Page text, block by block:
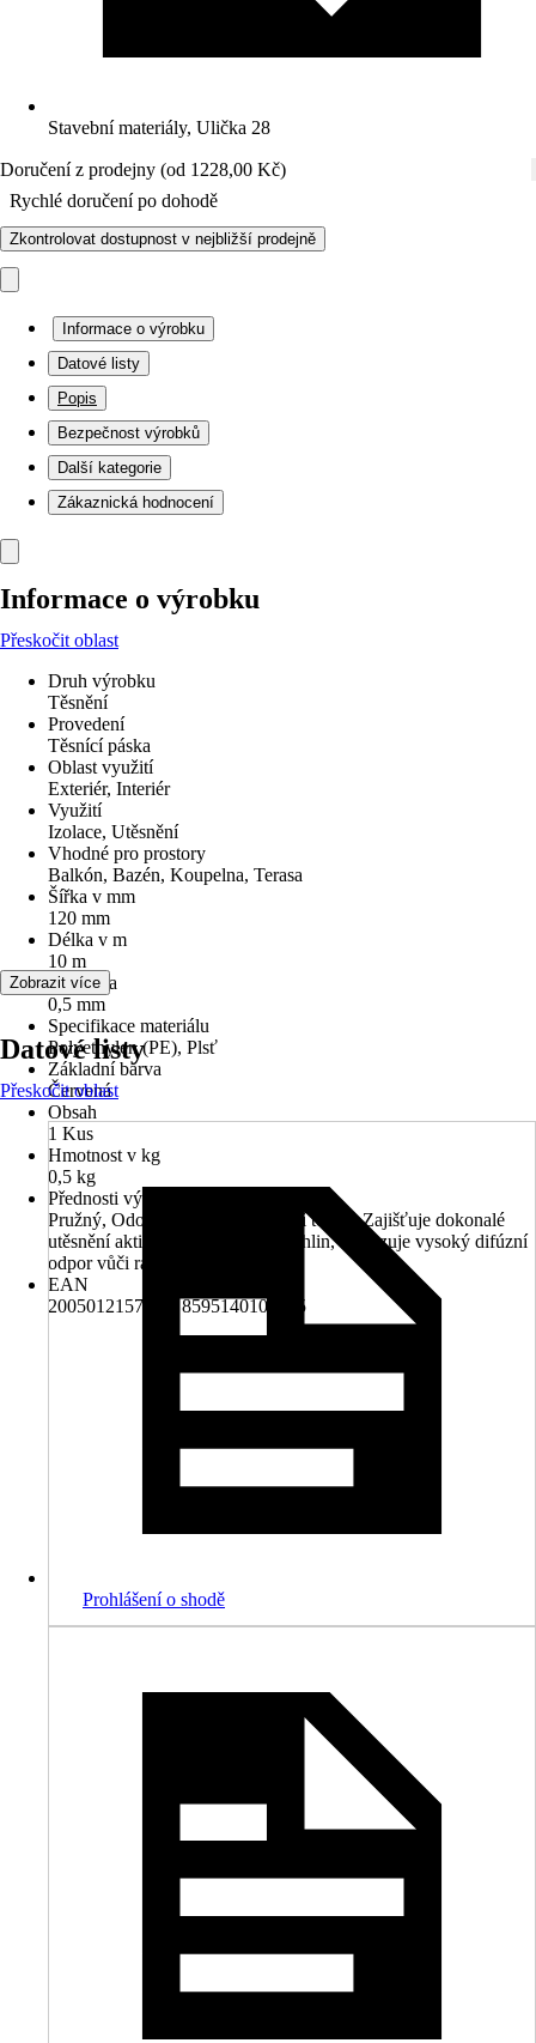
Stavební materiály, Ulička 28
Doručení z prodejny (od 1228,00 Kč)
Rychlé doručení po dohodě
Zkontrolovat dostupnost v nejbližší prodejně
Informace o výrobku
Datové listy
Popis
Bezpečnost výrobků
Další kategorie
Zákaznická hodnocení
Informace o výrobku
Přeskočit oblast
Druh výrobku
Těsnění
Provedení
Těsnící páska
Oblast využití
Exteriér, Interiér
Využití
Izolace, Utěsnění
Vhodné pro prostory
Balkón, Bazén, Koupelna, Terasa
Šířka v mm
120 mm
Délka v m
10 m
Tloušťka
0,5 mm
Specifikace materiálu
Polyethylen (PE), Plsť
Základní barva
Červená
Obsah
1 Kus
Hmotnost v kg
0,5 kg
Přednosti výrobku
Pružný, Odolává širokému rozpětí teplot, Zajišťuje dokonalé
utěsnění aktivních i neaktivních trhlin, Vykazuje vysoký difúzní
odpor vůči radonu
EAN
2005012157009, 8595140100205
Zobrazit více
Datové listy
Přeskočit oblast
Prohlášení o shodě